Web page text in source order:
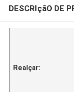
DESCRIçãO DE
Realçar: